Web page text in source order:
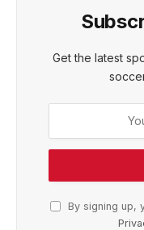
Get the latest
By signing up,